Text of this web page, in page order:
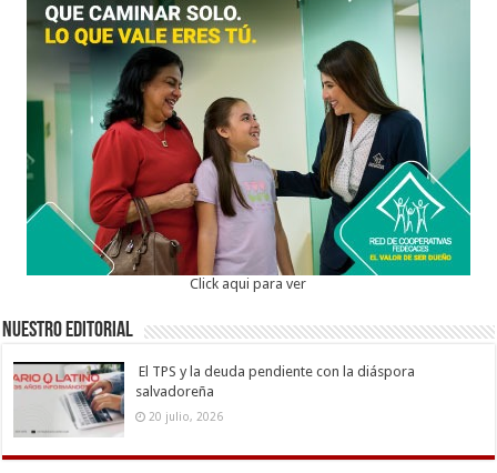
Click aqui para ver
Nuestro Editorial
El TPS y la deuda pendiente con la diáspora
salvadoreña
20 julio, 2026